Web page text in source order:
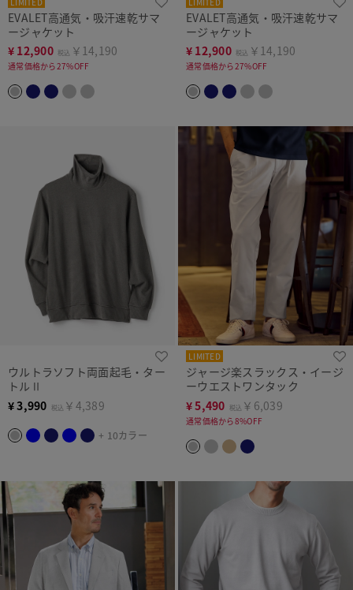
EVALET高通気・吸汗速乾サマ
ージャケット
¥ 12,900 税込 ￥14,190
通常価格から27%OFF
EVALET高通気・吸汗速乾サマ
ージャケット
¥ 12,900 税込 ￥14,190
通常価格から27%OFF
ウルトラソフト両面起毛・ター
トルⅡ
¥3,990 税込 ￥4,389
+ 10カラー
LIMITED
ジャージ楽スラックス・イージ
ーウエストワンタック
¥5,490 税込 ￥6,039
通常価格から8%OFF